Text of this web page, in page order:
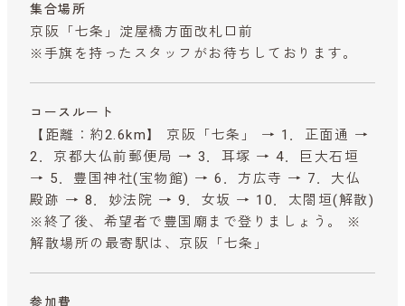
集合場所
京阪「七条」淀屋橋方面改札口前
※手旗を持ったスタッフがお待ちしております。
コースルート
【距離：約2.6km】 京阪「七条」 → 1．正面通 →
2．京都大仏前郵便局 → 3．耳塚 → 4．巨大石垣
→ 5．豊国神社(宝物館) → 6．方広寺 → 7．大仏
殿跡 → 8．妙法院 → 9．女坂 → 10．太閤垣(解散)
※終了後、希望者で豊国廟まで登りましょう。 ※
解散場所の最寄駅は、京阪「七条」
参加費